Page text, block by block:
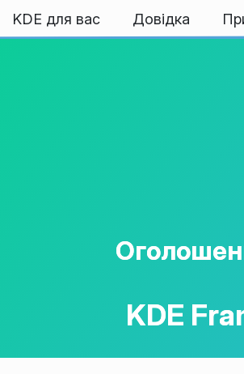
KDE для вас Довідка
KDE